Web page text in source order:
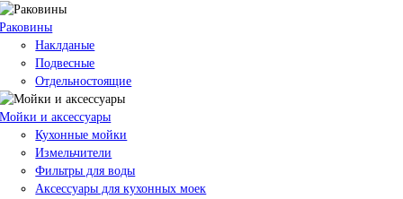
Раковины
Наклданые
Подвесные
Отдельностоящие
Мойки и аксессуары
Кухонные мойки
Измельчители
Фильтры для воды
Аксессуары для кухонных моек